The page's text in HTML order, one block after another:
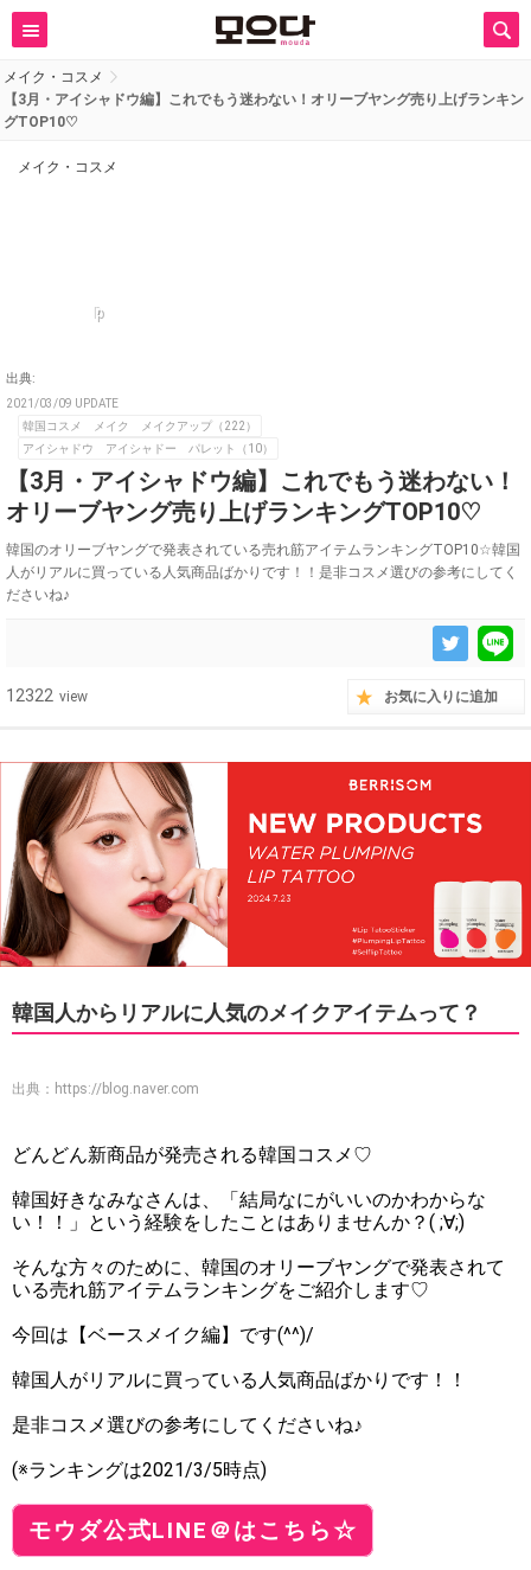
メイク・コスメ
【3月・アイシャドウ編】これでもう迷わない！オリーブヤング売り上げランキン
グTOP10♡
メイク・コスメ
p
出典:
2021/03/09 UPDATE
韓国コスメ メイク メイクアップ（222）
アイシャドウ アイシャドー パレット（10）
【3月・アイシャドウ編】これでもう迷わない！
オリーブヤング売り上げランキングTOP10♡
韓国のオリーブヤングで発表されている売れ筋アイテムランキングTOP10☆韓国
人がリアルに買っている人気商品ばかりです！！是非コスメ選びの参考にしてく
ださいね♪
12322 view お気に入りに追加
韓国人からリアルに人気のメイクアイテムって？
出典： https://blog.naver.com
どんどん新商品が発売される韓国コスメ♡
韓国好きなみなさんは、「結局なにがいいのかわからな
い！！」という経験をしたことはありませんか？( ;∀;)
そんな方々のために、韓国のオリーブヤングで発表されて
いる売れ筋アイテムランキングをご紹介します♡
今回は【ベースメイク編】です(^^)/
韓国人がリアルに買っている人気商品ばかりです！！
是非コスメ選びの参考にしてくださいね♪
(※ランキングは2021/3/5時点)
モウダ公式LINE＠はこちら☆